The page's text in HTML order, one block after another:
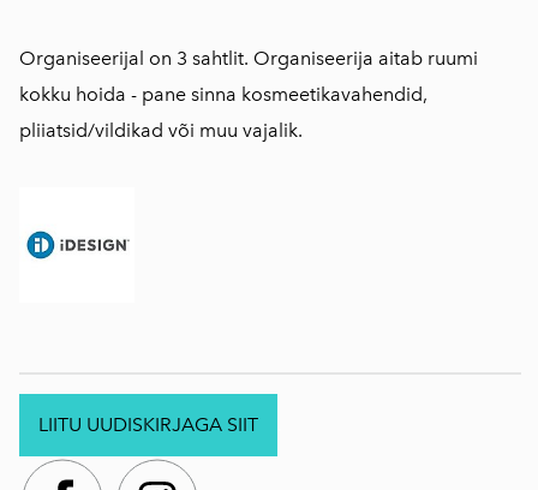
Organiseerijal on 3 sahtlit. Organiseerija aitab ruumi
kokku hoida - pane sinna kosmeetikavahendid,
pliiatsid/vildikad või muu vajalik.
LIITU UUDISKIRJAGA SIIT